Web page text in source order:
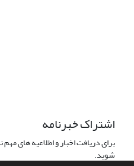
اشتراک خبرنامه
برای دریافت اخبار و اطلاعیه های
شوید.